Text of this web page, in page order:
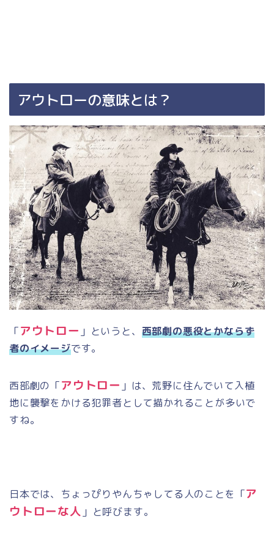
アウトローの意味とは？
「アウトロー 」というと、 西部劇の悪役とかならず
者のイメージです。
西部劇の「アウトロー 」は、荒野に住んでいて入植
地に襲撃をかける犯罪者として描かれることが多いで
すね。
日本では、ちょっぴりやんちゃしてる人のことを「ア
ウトローな人 」と呼びます。